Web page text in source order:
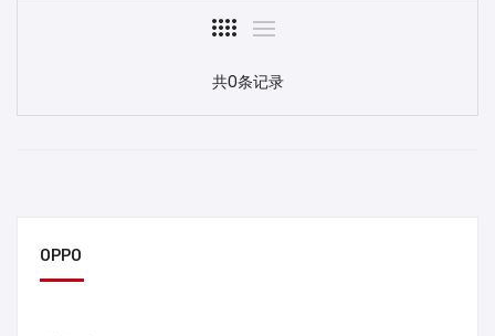
共0条记录
OPPO